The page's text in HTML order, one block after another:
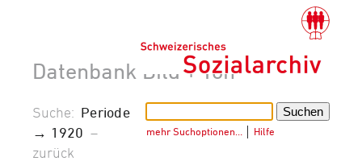
Datenbank Bild + Ton
mehr Suchoptionen… Hilfe
Suche: Periode
→ 1920 –
zurück